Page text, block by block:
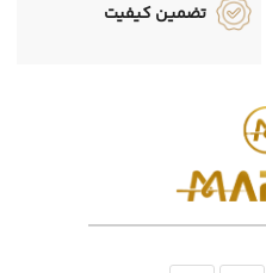
تضمین کیفیت